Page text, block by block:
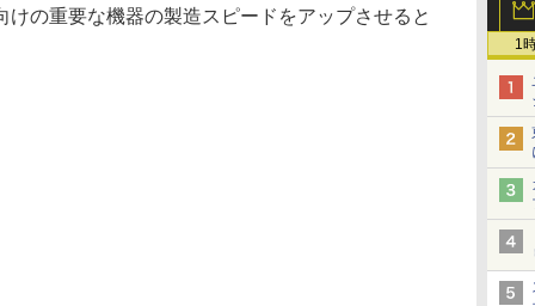
1
の重要な機器の製造スピードをアップさせると